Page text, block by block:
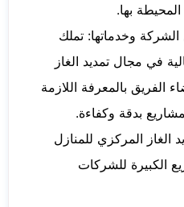
بها.
وخدماتها: تملك
في مجال تمديد الغاز
الفريق بالمعرفة اللازمة
بدقة وكفاءة.
المركزي للمنازل
الكبيرة للشركات